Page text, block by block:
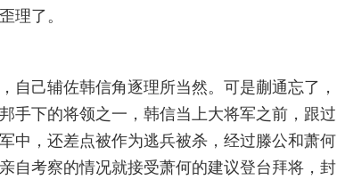
理了。
自己辅佐韩信角逐理所当然。可是蒯通忘了，
手下的将领之一，韩信当上大将军之前，跟过
中，还差点被作为逃兵被杀，经过滕公和萧何
自考察的情况就接受萧何的建议登台拜将，封